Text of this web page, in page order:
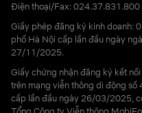
Điện thoại/Fax: 024.37.831.800
Giấy phép đăng ký kinh
phố Hà Nội cấp lần đầu ngày
27/11/2025.
Giấy chứng nhận đăng ký kết
trên mạng viễn thông di động
cấp lần đầu ngày 26/03/2025,